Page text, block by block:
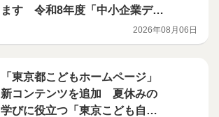
ます 令和8年度「中小企業デジ
タル化ファーストステップ支援
事業」
2026年08月06日
「東京都こどもホームページ」
新コンテンツを追加 夏休みの
学びに役立つ「東京こども自由